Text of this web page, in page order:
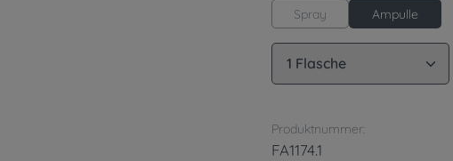
Spray Ampulle
Produkt Anzahl:
Produktnummer:
FA1174.1